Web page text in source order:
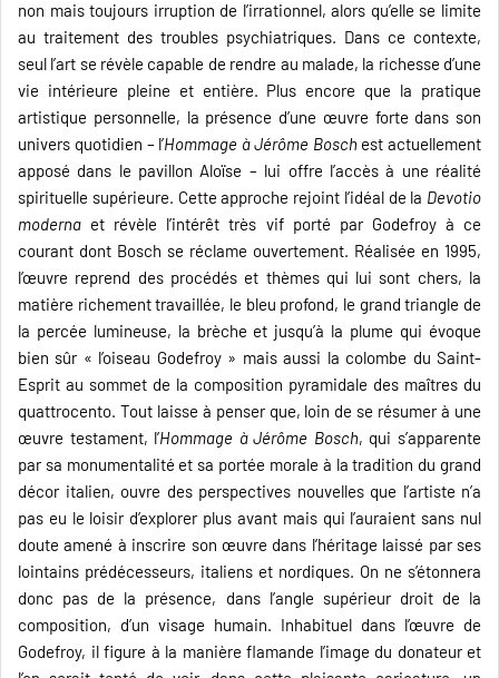
non mais toujours irruption de l’irrationnel, alors qu’elle se limite
au traitement des troubles psychiatriques. Dans ce contexte,
seul l’art se révèle capable de rendre au malade, la richesse d’une
vie intérieure pleine et entière. Plus encore que la pratique
artistique personnelle, la présence d’une œuvre forte dans son
univers quotidien – l’Hommage à Jérôme Bosch est actuellement
apposé dans le pavillon Aloïse – lui offre l’accès à une réalité
spirituelle supérieure. Cette approche rejoint l’idéal de la Devotio
moderna et révèle l’intérêt très vif porté par Godefroy à ce
courant dont Bosch se réclame ouvertement. Réalisée en 1995,
l’œuvre reprend des procédés et thèmes qui lui sont chers, la
matière richement travaillée, le bleu profond, le grand triangle de
la percée lumineuse, la brèche et jusqu’à la plume qui évoque
bien sûr « l’oiseau Godefroy » mais aussi la colombe du Saint-
Esprit au sommet de la composition pyramidale des maîtres du
quattrocento. Tout laisse à penser que, loin de se résumer à une
œuvre testament, l’Hommage à Jérôme Bosch, qui s’apparente
par sa monumentalité et sa portée morale à la tradition du grand
décor italien, ouvre des perspectives nouvelles que l’artiste n’a
pas eu le loisir d’explorer plus avant mais qui l’auraient sans nul
doute amené à inscrire son œuvre dans l’héritage laissé par ses
lointains prédécesseurs, italiens et nordiques. On ne s’étonnera
donc pas de la présence, dans l’angle supérieur droit de la
composition, d’un visage humain. Inhabituel dans l’œuvre de
Godefroy, il figure à la manière flamande l’image du donateur et